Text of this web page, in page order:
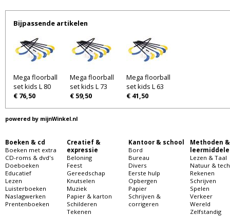
Bijpassende artikelen
Mega floorball
set kids L 80
€ 76,50
Mega floorball
set kids L 73
€ 59,50
Mega floorball
set kids L 63
€ 41,50
powered by mijnWinkel.nl
Boeken & cd
Boeken met extra
CD-roms & dvd's
Doeboeken
Educatief
Lezen
Luisterboeken
Naslagwerken
Prentenboeken
Creatief &
expressie
Beloning
Feest
Gereedschap
Knutselen
Muziek
Papier & karton
Schilderen
Tekenen
Kantoor & school
Bord
Bureau
Divers
Eerste hulp
Opbergen
Papier
Schrijven &
corrigeren
Methoden &
Lezen & Taal
Natuur &
Rekenen
Schrijven
Spelen
Verkeer
Wereld
Zelfstandig